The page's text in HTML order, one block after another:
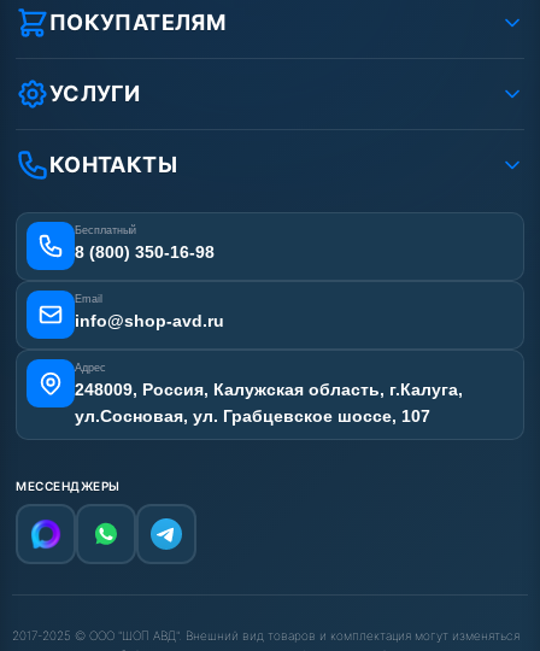
Реквизиты ООО «Шоп АВД»
Защита данных клиента
Условия соглашения
Вакансии
Статьи
ПОКУПАТЕЛЯМ
Как заказать?
Оплата
Доставка
Лизинг
Получить скидку
УСЛУГИ
Ремонт АВД
Сертификаты
Наши работы
Отзывы наших клиентов
Карта сайта
КОНТАКТЫ
Бесплатный
8 (800) 350-16-98
Email
info@shop-avd.ru
Адрес
248009, Россия, Калужская область, г.Калуга,
ул.Сосновая, ул. Грабцевское шоссе, 107
МЕССЕНДЖЕРЫ
2017-2025 © ООО "ШОП АВД". Внешний вид товаров и комплектация могут изменяться